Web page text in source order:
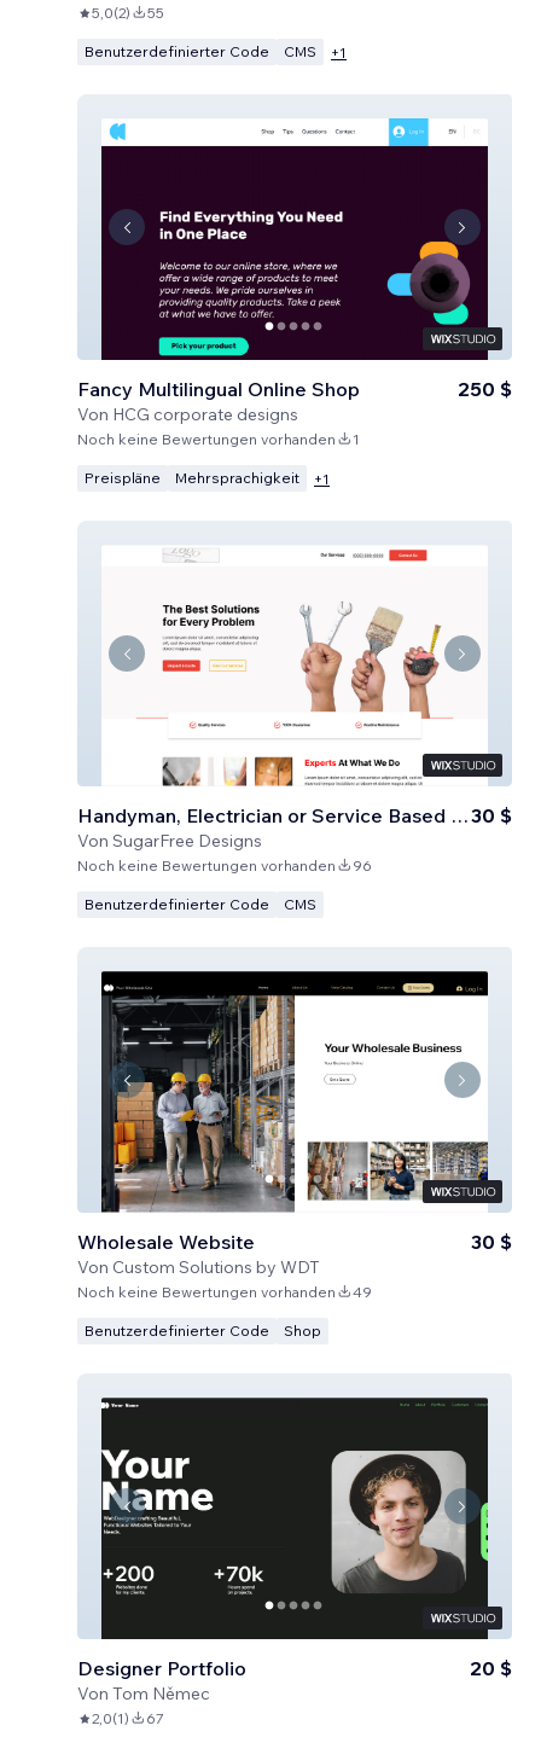
5,0(2) 55
Benutzerdefinierter Code CMS +1
Fancy Multilingual Online Shop
Von HCG corporate designs
250 $
Noch keine Bewertungen vorhanden 1
Preispläne Mehrsprachigkeit +1
Handyman, Electrician or Service Based Business
Von SugarFree Designs
30 $
Noch keine Bewertungen vorhanden 96
Benutzerdefinierter Code CMS
Wholesale Website
Von Custom Solutions by WDT
30 $
Noch keine Bewertungen vorhanden 49
Benutzerdefinierter Code Shop
Designer Portfolio
Von Tom Němec
20 $
2,0(1) 67